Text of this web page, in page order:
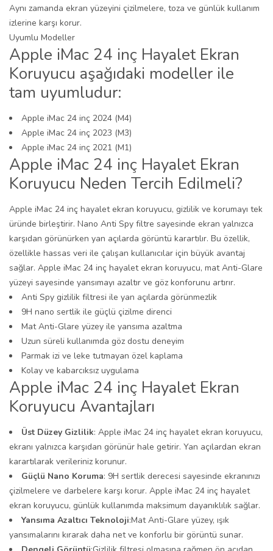
Aynı zamanda ekran yüzeyini çizilmelere, toza ve günlük kullanım
izlerine karşı korur.
Uyumlu Modeller
Apple iMac 24 inç Hayalet Ekran
Koruyucu aşağıdaki modeller ile
tam uyumludur:
Apple iMac 24 inç 2024 (M4)
Apple iMac 24 inç 2023 (M3)
Apple iMac 24 inç 2021 (M1)
Apple iMac 24 inç Hayalet Ekran
Koruyucu Neden Tercih Edilmeli?
Apple iMac 24 inç hayalet ekran koruyucu, gizlilik ve korumayı tek
üründe birleştirir. Nano Anti Spy filtre sayesinde ekran yalnızca
karşıdan görünürken yan açılarda görüntü karartılır. Bu özellik,
özellikle hassas veri ile çalışan kullanıcılar için büyük avantaj
sağlar. Apple iMac 24 inç hayalet ekran koruyucu, mat Anti-Glare
yüzeyi sayesinde yansımayı azaltır ve göz konforunu artırır.
Anti Spy gizlilik filtresi ile yan açılarda görünmezlik
9H nano sertlik ile güçlü çizilme direnci
Mat Anti-Glare yüzey ile yansıma azaltma
Uzun süreli kullanımda göz dostu deneyim
Parmak izi ve leke tutmayan özel kaplama
Kolay ve kabarcıksız uygulama
Apple iMac 24 inç Hayalet Ekran
Koruyucu Avantajları
Üst Düzey Gizlilik: Apple iMac 24 inç hayalet ekran koruyucu,
ekranı yalnızca karşıdan görünür hale getirir. Yan açılardan ekran
karartılarak verileriniz korunur.
Güçlü Nano Koruma: 9H sertlik derecesi sayesinde ekranınızı
çizilmelere ve darbelere karşı korur. Apple iMac 24 inç hayalet
ekran koruyucu, günlük kullanımda maksimum dayanıklılık sağlar.
Yansıma Azaltıcı Teknoloji:Mat Anti-Glare yüzey, ışık
yansımalarını kırarak daha net ve konforlu bir görüntü sunar.